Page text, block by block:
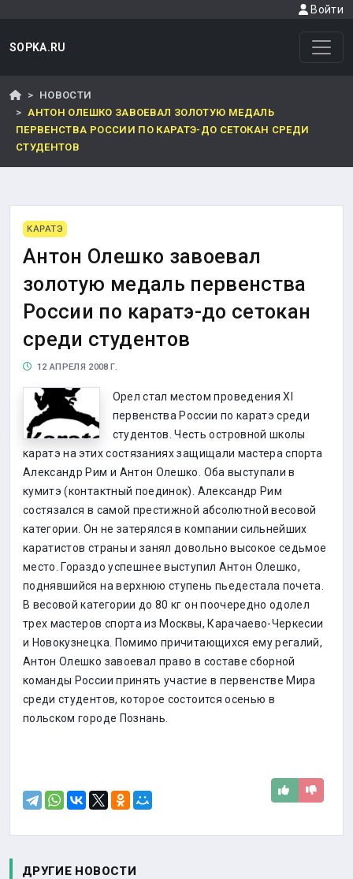
Войти
SOPKA.RU
НОВОСТИ
АНТОН ОЛЕШКО ЗАВОЕВАЛ ЗОЛОТУЮ МЕДАЛЬ
ПЕРВЕНСТВА РОССИИ ПО КАРАТЭ-ДО СЕТОКАН СРЕДИ
СТУДЕНТОВ
КАРАТЭ
Антон Олешко завоевал
золотую медаль первенства
России по каратэ-до сетокан
среди студентов
12 АПРЕЛЯ 2008 Г.
Орел стал местом проведения XI
первенства России по каратэ среди
студентов. Честь островной школы
каратэ на этих состязаниях защищали мастера спорта
Александр Рим и Антон Олешко. Оба выступали в
кумитэ (контактный поединок). Александр Рим
состязался в самой престижной абсолютной весовой
категории. Он не затерялся в компании сильнейших
каратистов страны и занял довольно высокое седьмое
место. Гораздо успешнее выступил Антон Олешко,
поднявшийся на верхнюю ступень пьедестала почета.
В весовой категории до 80 кг он поочередно одолел
трех мастеров спорта из Москвы, Карачаево-Черкесии
и Новокузнецка. Помимо причитающихся ему регалий,
Антон Олешко завоевал право в составе сборной
команды России принять участие в первенстве Мира
среди студентов, которое состоится осенью в
польском городе Познань.
ДРУГИЕ НОВОСТИ